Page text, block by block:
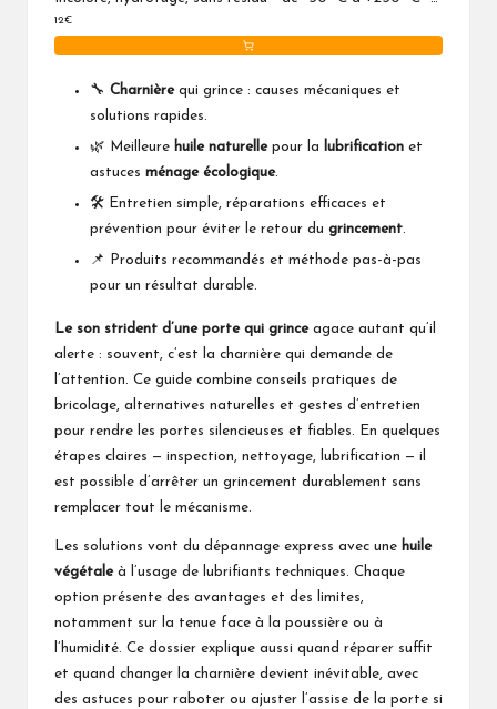
Fabriqué en Allemagne
12€
🔧 Charnièrequi grince : causes mécaniques et
solutions rapides.
🌿 Meilleure huile naturellepour la lubrification et
astuces ménage écologique.
🛠️ Entretien simple, réparations efficaces et
prévention pour éviter le retour du grincement.
📌 Produits recommandés et méthode pas-à-pas
pour un résultat durable.
Le son strident d’une porte qui grinceagace autant qu’il
alerte : souvent, c’est la charnière qui demande de
l’attention. Ce guide combine conseils pratiques de
bricolage, alternatives naturelles et gestes d’entretien
pour rendre les portes silencieuses et fiables. En quelques
étapes claires — inspection, nettoyage, lubrification — il
est possible d’arrêter un grincement durablement sans
remplacer tout le mécanisme.
Les solutions vont du dépannage express avec une huile
végétaleà l’usage de lubrifiants techniques. Chaque
option présente des avantages et des limites,
notamment sur la tenue face à la poussière ou à
l’humidité. Ce dossier explique aussi quand réparer suffit
et quand changer la charnière devient inévitable, avec
des astuces pour raboter ou ajuster l’assise de la porte si